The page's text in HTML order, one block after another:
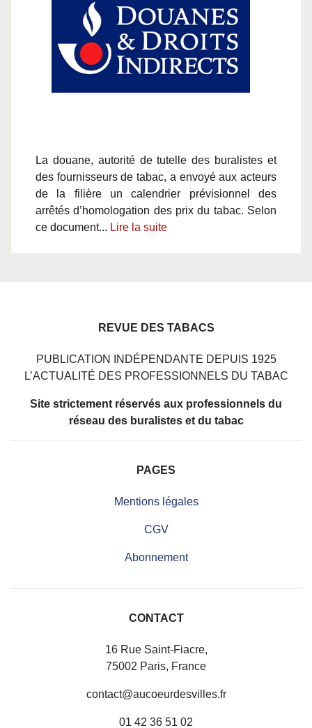
La douane, autorité de tutelle des buralistes et
des fournisseurs de tabac, a envoyé aux acteurs
de la filière un calendrier prévisionnel des
arrêtés d’homologation des prix du tabac. Selon
ce document... Lire la suite
REVUE DES TABACS
PUBLICATION INDÉPENDANTE DEPUIS 1925
L’ACTUALITÉ DES PROFESSIONNELS DU TABAC
Site strictement réservés aux professionnels du
réseau des buralistes et du tabac
PAGES
Mentions légales
CGV
Abonnement
CONTACT
16 Rue Saint-Fiacre,
75002 Paris, France
contact@aucoeurdesvilles.fr
01 42 36 51 02